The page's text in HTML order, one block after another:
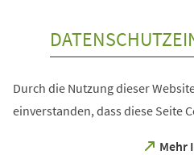
Durch die Nutzung dieser
einverstanden, dass diese Seite
Mehr
(Öffnet